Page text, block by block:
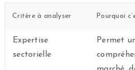
Critère à analyser Pourquoi
Expertise
sectorielle
Permet